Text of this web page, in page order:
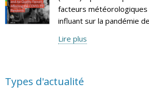
facteurs météorologiques
influant sur la pandémie
Lire plus
Types d'actualité